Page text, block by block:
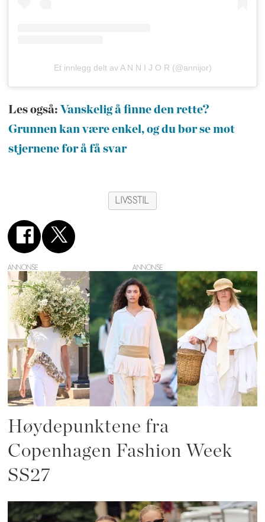
Et innlegg delt av A N N I J O R (@annijor)
Les også: Vanskelig å finne den rette?
Grunnen kan være enkel, og du bør se mot
stjernene for å få svar
LIVSSTIL
ANNONSE
Høydepunktene fra
Copenhagen Fashion Week
SS27